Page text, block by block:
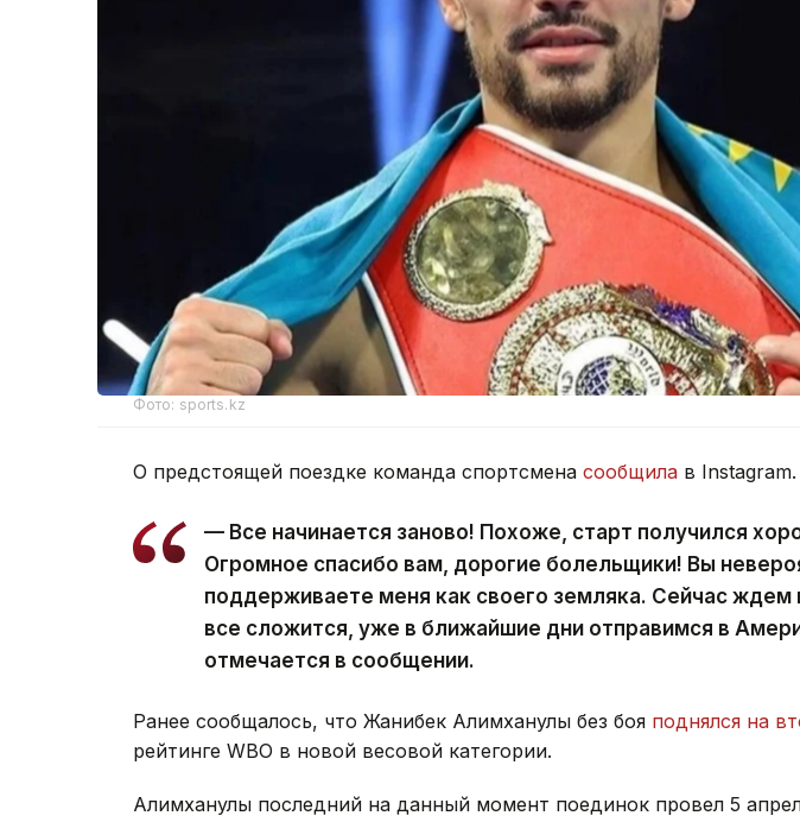
Фото: sports.kz
О предстоящей поездке команда спортсмена сообщила в Instagram.
— Все начинается заново! Похоже, старт получился
Огромное спасибо вам, дорогие болельщики! Вы
поддерживаете меня как своего земляка. Сейчас ждем
все сложится, уже в ближайшие дни отправимся в
отмечается в сообщении.
Ранее сообщалось, что Жанибек Алимханулы без боя поднялся на
рейтинге WBO в новой весовой категории.
Алимханулы последний на данный момент поединок провел 5